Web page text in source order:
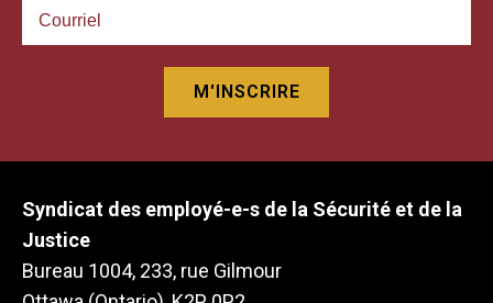
Syndicat des employé-e-s de la Sécurité et de la
Justice
Bureau 1004, 233, rue Gilmour